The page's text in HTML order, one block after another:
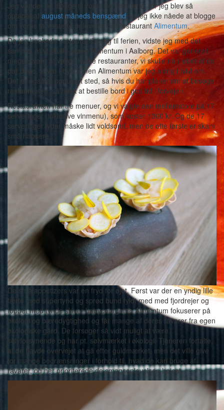
Jeg vender nu tilbage til vores sommerferie, for jeg blev så
optaget af august måneds benspænd , at jeg ikke nåede at blogge
om vores fantastiske oplevelse på Restaurant Alimentum.
Da jeg bookede restaurantbesøg til ferien, vidste jeg med det
samme, at vi skulle prøve Alimentum i Aalborg. Det var generelt
meget svært at vælge hvilke restauranter, vi skulle nå i løbet af de
par dage, vi var i byen, men Alimentum var jeg aldrig i tvivl om.
Det er også et populært sted, så hvis du har planer om at besøge
restauranten, så husk at bestille bord i god tid i forvejen.
Restauranten har tre menuer, og vi valgte den mellemstore på 17
serveringer (inklusive vinmenu), som koster 1300 kr. Og de 17
serveringer lyder måske lidt voldsomt, men de otte første er skam
små hapsere.
De små appetizers var en fryd for øjet. Først var der en yndig lille
tærte med supertynd og sprød bund fyldt med med fjordrejer og
toppet med tynde skiver babycourgette. Alimentum fokuserer på
økologi og bæredygtighed og får mange af deres råvarer fra egen
økologiske gård. De forsøger så vidt muligt at være
selvforsynende og har pt. sølvmærket i økologi. Tjeneren fortalte,
at de havde overvejet at gå efter guldmærket, men det ville give
for mange begrænsninger i forhold til, hvad de kan bruge af
råvarer, og her prioriterede de smagsoplevelsen højest.